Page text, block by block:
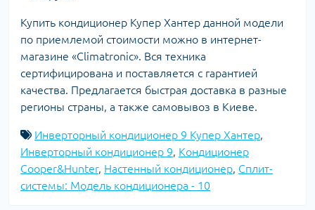
Купить кондиционер Купер Хантер данной модели
по приемлемой стоимости можно в интернет-
магазине «Climatronic». Вся техника
сертифицирована и поставляется с гарантией
качества. Предлагается быстрая доставка в разные
регионы страны, а также самовывоз в Киеве.
Инверторный кондиционер 9 Купер Хантер
Инверторный кондиционер 9 Кондиционер
Cooper&Hunter, Настенный кондиционер Сплит-
системы: Модель кондиционера - 10